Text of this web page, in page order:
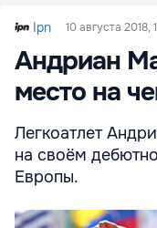
Ipn 10 августа 2018,
Андриан
место на
Легкоатлет
на своём
Европы.